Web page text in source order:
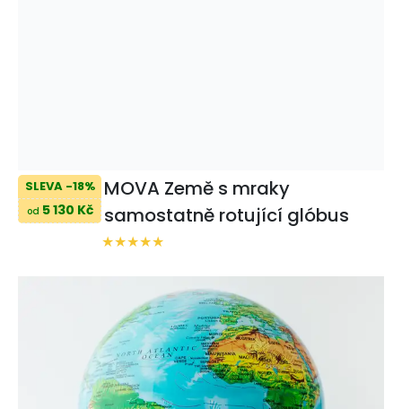
SLEVA -18%
od 5 130 Kč
MOVA Země s mraky
samostatně rotující glóbus